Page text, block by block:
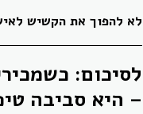
לא להפוך את הקשיש
לסיכום:
– היא סביבה